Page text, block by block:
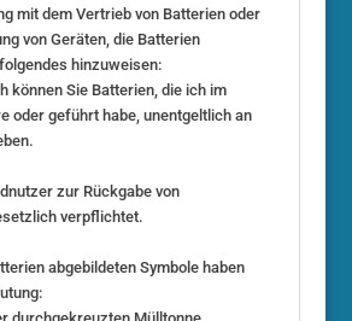
mit dem Vertrieb von Batterien oder
von Geräten, die Batterien
hinzuweisen:
können Sie Batterien, die ich im
oder geführt habe, unentgeltlich an
zur Rückgabe von
verpflichtet.
abgebildeten Symbole haben